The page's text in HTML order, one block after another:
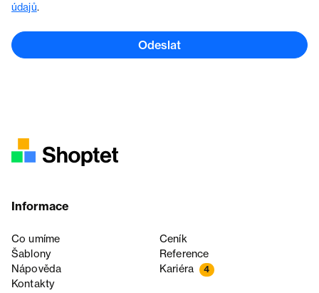
údajů.
Odeslat
Informace
Co umíme
Ceník
Šablony
Reference
Nápověda
Kariéra 4
Kontakty